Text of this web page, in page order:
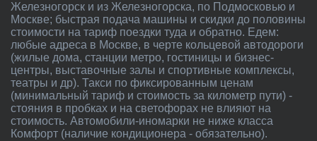
Железногорск и из Железногорска, по Подмосковью и
Москве; быстрая подача машины и скидки до половины
стоимости на тариф поездки туда и обратно. Едем:
любые адреса в Москве, в черте кольцевой автодороги
(жилые дома, станции метро, гостиницы и бизнес-
центры, выставочные залы и спортивные комплексы,
театры и др). Такси по фиксированным ценам
(минимальный тариф и стоимость за километр пути) -
стояния в пробках и на светофорах не влияют на
стоимость. Автомобили-иномарки не ниже класса
Комфорт (наличие кондиционера - обязательно).